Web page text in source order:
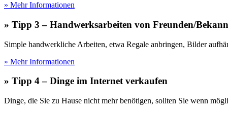
» Mehr Informationen
» Tipp 3 – Handwerksarbeiten von Freunden/
Simple handwerkliche Arbeiten, etwa Regale anbringen, Bilder
» Mehr Informationen
» Tipp 4 – Dinge im Internet verkaufen
Dinge, die Sie zu Hause nicht mehr benötigen, sollten Sie wenn